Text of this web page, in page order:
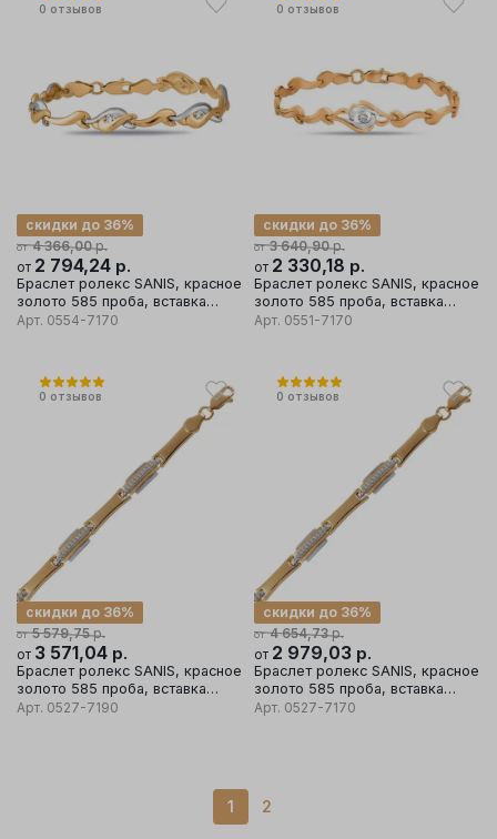
0 отзывов
от 4 366,00р.
скидки до 36%
от 2 794,24 р.
Браслет ролекс SANIS, красное
золото 585 проба, вставка
фианит
Арт. 0554-7170
0 отзывов
от 3 640,90р.
скидки до 36%
от 2 330,18 р.
Браслет ролекс SANIS, красное
золото 585 проба, вставка
фианит
Арт. 0551-7170
0 отзывов
от 5 579,75р.
скидки до 36%
от 3 571,04 р.
Браслет ролекс SANIS, красное
золото 585 проба, вставка
фианит
Арт. 0527-7190
0 отзывов
от 4 654,73р.
скидки до 36%
от 2 979,03 р.
Браслет ролекс SANIS, красное
золото 585 проба, вставка
фианит
Арт. 0527-7170
1 2